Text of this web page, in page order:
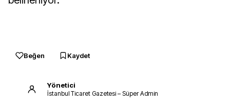
Beğen Kaydet
Yönetici
İstanbul Ticaret Gazetesi – Süper Admin